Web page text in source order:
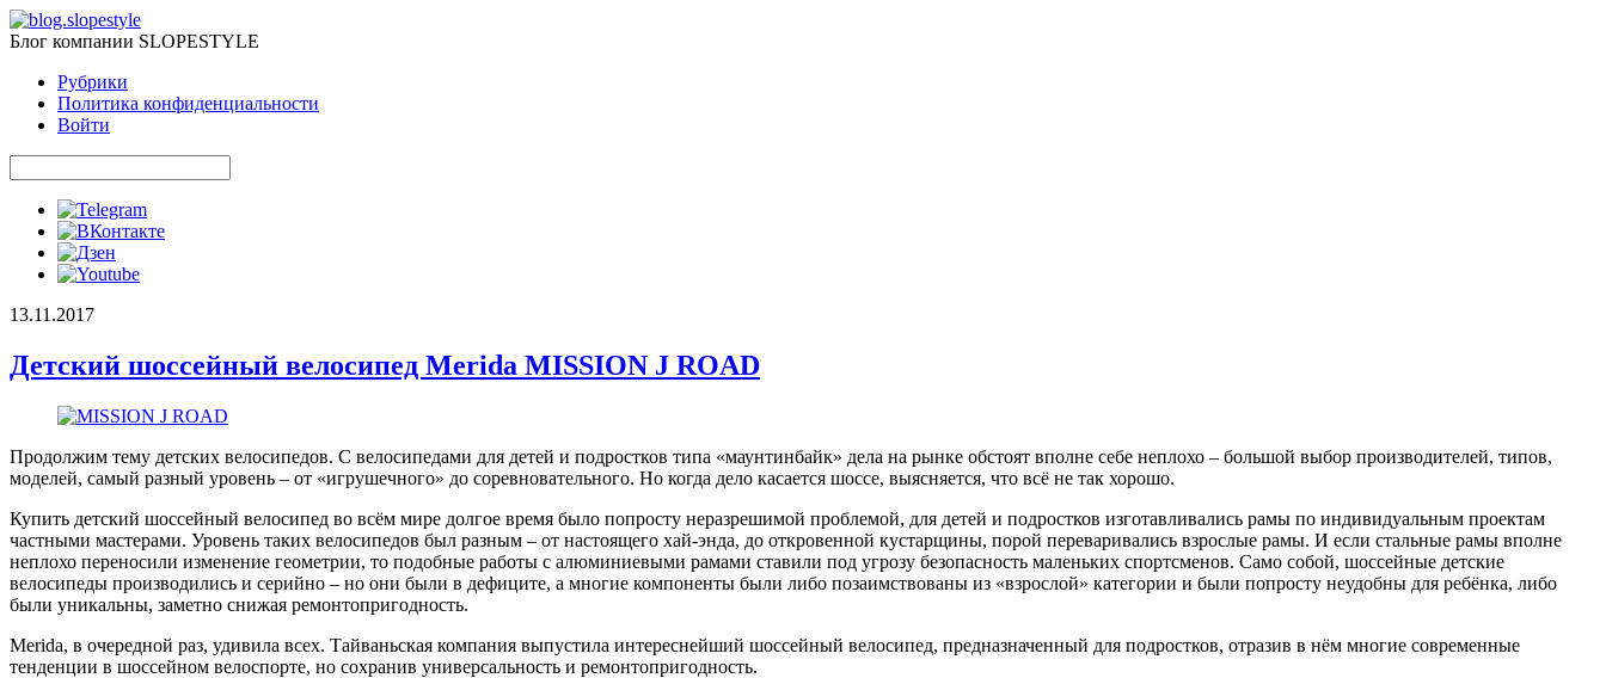
Блог компании SLOPESTYLE
Рубрики
Политика конфиденциальности
Войти
13.11.2017
Детский шоссейный велосипед Merida MISSION J ROAD
Продолжим тему детских велосипедов. С велосипедами для детей и подростков типа «маунтинбайк» дела на рынке обстоят вполне себе неплохо – большой выбор производителей, типов,
моделей, самый разный уровень – от «игрушечного» до соревновательного. Но когда дело касается шоссе, выясняется, что всё не так хорошо.
Купить детский шоссейный велосипед во всём мире долгое время было попросту неразрешимой проблемой, для детей и подростков изготавливались рамы по индивидуальным проектам
частными мастерами. Уровень таких велосипедов был разным – от настоящего хай-энда, до откровенной кустарщины, порой переваривались взрослые рамы. И если стальные рамы вполне
неплохо переносили изменение геометрии, то подобные работы с алюминиевыми рамами ставили под угрозу безопасность маленьких спортсменов. Само собой, шоссейные детские
велосипеды производились и серийно – но они были в дефиците, а многие компоненты были либо позаимствованы из «взрослой» категории и были попросту неудобны для ребёнка, либо
были уникальны, заметно снижая ремонтопригодность.
Merida, в очередной раз, удивила всех. Тайваньская компания выпустила интереснейший шоссейный велосипед, предназначенный для подростков, отразив в нём многие современные
тенденции в шоссейном велоспорте, но сохранив универсальность и ремонтопригодность.